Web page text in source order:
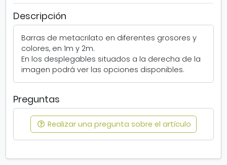
r
l
.
e
a
b
r
e
e
n
n
a
Descripción
Barras de metacrilato en diferentes grosores y
colores, en 1m y 2m.
En los desplegables situados a la derecha de la
imagen podrá ver las opciones disponibles.
Preguntas
Realizar una pregunta sobre el artículo